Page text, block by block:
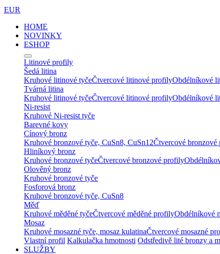
EUR
HOME
NOVINKY
ESHOP
Litinové profily
Šedá litina
Kruhové litinové tyčeČtvercové litinové profilyObdélníkové
Tvárná litina
Kruhové litinové tyčeČtvercové litinové profilyObdélníkové
Ni-resist
Kruhové Ni-resist tyče
Barevné kovy
Cínový bronz
Kruhové bronzové tyče, CuSn8, CuSn12Čtvercové
Hliníkový bronz
Kruhové bronzové tyčeČtvercové bronzové profily
Olověný bronz
Kruhové bronzové tyče
Fosforová bronz
Kruhové bronzové tyče, CuSn8
Měď
Kruhové měděné tyčeČtvercové měděné profilyObdélníkové
Mosaz
Kruhové mosazné tyče, mosaz kulatinaČtvercové mosazné
Vlastní profil Kalkulačka hmotnosti Odstředivě lité bronzy a
SLUŽBY